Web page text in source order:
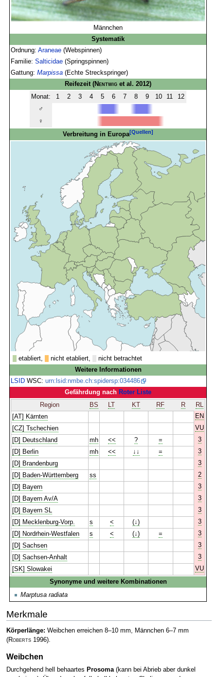
Männchen
Systematik
Ordnung:Araneae (Webspinnen)
Familie:Salticidae (Springspinnen)
Gattung:Marpissa (Echte Streckspringer)
Reifezeit(Nentwig et al. 2012)
Monat:
1 2 3 4 5 6 7 8 9 10 11
12
♂
♀
Verbreitung in Europa[Quellen]
etabliert, nicht etabliert,
nicht betrachtet
Weitere Informationen
LSID WSC:urn:lsid:nmbe.ch:spidersp:034486
Gefährdung nach Roter Liste
Region
BS LT KT RF R
RL
[AT] Kärnten
EN
[CZ] Tschechien
VU
[D] Deutschland
mh << ? =
3
[D] Berlin
mh << ↓↓ =
3
[D] Brandenburg
3
[D] Baden-Württemberg
ss
2
[D] Bayern
3
[D] Bayern Av/A
3
[D] Bayern SL
3
[D] Mecklenburg-Vorp.
s < (↓)
3
[D] Nordrhein-Westfalen
s < (↓) =
3
[D] Sachsen
3
[D] Sachsen-Anhalt
3
[SK] Slowakei
VU
Synonyme und weitere Kombinationen
Marptusa radiata
Merkmale
Körperlänge: Weibchen erreichen 8–10 mm, Männchen 6–7 mm
(Roberts1996).
Weibchen
Durchgehend hell behaartes Prosoma(kann bei Abrieb aber dunkel